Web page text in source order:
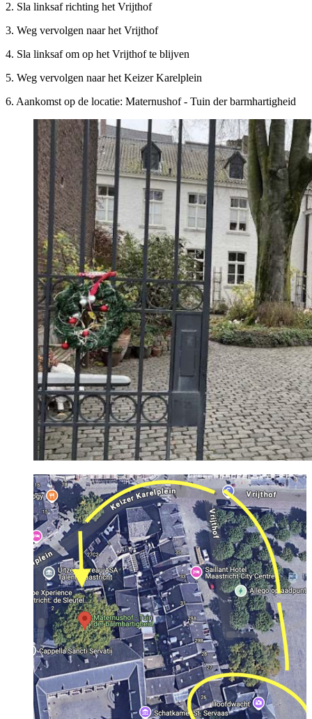
2.⁠ ⁠Sla linksaf richting het Vrijthof
3.⁠ ⁠Weg vervolgen naar het Vrijthof
4.⁠ ⁠Sla linksaf om op het Vrijthof te blijven
5.⁠ ⁠Weg vervolgen naar het Keizer Karelplein
6.⁠ ⁠Aankomst op de locatie: Maternushof - Tuin der barmhartigheid